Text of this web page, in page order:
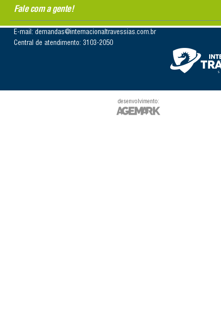
Fale com a gente!
E-mail: demandas@internacionaltravessias.com.br
Central de atendimento: 3103-2050
desenvolvimento: